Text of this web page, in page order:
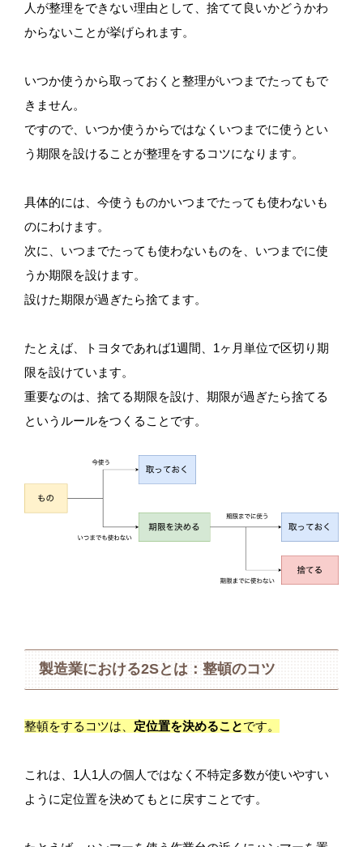
人が整理をできない理由として、捨てて良いかどうかわ
からないことが挙げられます。
いつか使うから取っておくと整理がいつまでたってもで
きません。
ですので、いつか使うからではなくいつまでに使うとい
う期限を設けることが整理をするコツになります。
具体的には、今使うものかいつまでたっても使わないも
のにわけます。
次に、いつまでたっても使わないものを、いつまでに使
うか期限を設けます。
設けた期限が過ぎたら捨てます。
たとえば、トヨタであれば1週間、1ヶ月単位で区切り期
限を設けています。
重要なのは、捨てる期限を設け、期限が過ぎたら捨てる
というルールをつくることです。
製造業における2Sとは：整頓のコツ
整頓をするコツは、 定位置を決めることです。
これは、1人1人の個人ではなく不特定多数が使いやすい
ように定位置を決めてもとに戻すことです。